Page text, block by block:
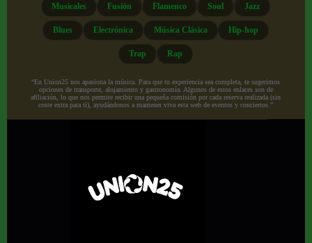
Musicales Fusión Flamenco Soul Jazz
Blues Electrónica Música Clásica Hip-hop
Trap Rap
“En Union25 nos apasiona la música. Para que tu experiencia sea completa, te sugerimos
opciones de transporte, alojamiento y gastronomía. Algunos de estos enlaces son de
afiliación, lo que nos permite recibir una pequeña comisión por cada reserva realizada (sin
coste extra para ti), ayudándonos a mantener viva esta web de eventos y conciertos.”